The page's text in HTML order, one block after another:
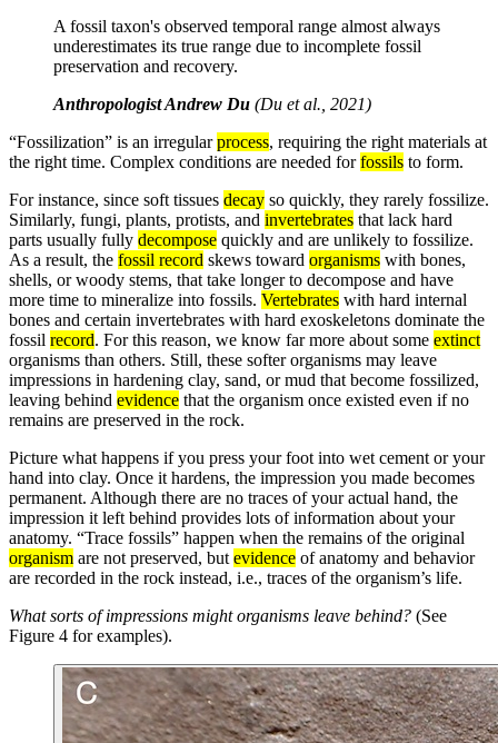
A fossil taxon's observed temporal range almost always
underestimates its true range due to incomplete fossil
preservation and recovery.
Anthropologist Andrew Du (Du et al., 2021)
“Fossilization” is an irregularprocess, requiring the right materials at
the right time. Complex conditions are needed forfossils to form.
For instance, since soft tissues decay so quickly, they rarely fossilize.
Similarly, fungi, plants, protists, and invertebrates that lack hard
parts usually fully decompose quickly and are unlikely to fossilize.
As a result, the fossil record skews toward organisms with bones,
shells, or woody stems, that take longer to decompose and have
more time to mineralize into fossils. Vertebrates with hard internal
bones and certain invertebrates with hard exoskeletons dominate the
fossil record. For this reason, we know far more about some extinct
organisms than others. Still, these softer organisms may leave
impressions in hardening clay, sand, or mud that become fossilized,
leaving behind evidence that the organism once existed even if no
remains are preserved in the rock.
Picture what happens if you press your foot into wet cement or your
hand into clay. Once it hardens, the impression you made becomes
permanent. Although there are no traces of your actual hand, the
impression it left behind provides lots of information about your
anatomy. “Trace fossils” happen when the remains of the original
organism are not preserved, but evidence of anatomy and behavior
are recorded in the rock instead, i.e., traces of the organism’s life.
What sorts of impressions might organisms leave behind? (See
Figure 4 for examples).